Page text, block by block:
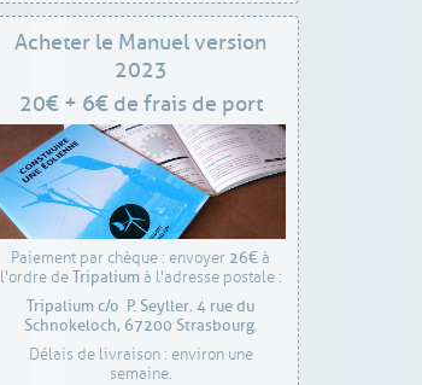
Acheter le Manuel version
2023
20€ + 6€ de frais de port
Paiement par chèque : envoyer 26€à
l'ordre deTripaliumà l'adresse postale :
Tripalium c/o P. Seyller, 4 rue du
Schnokeloch, 67200 Strasbourg.
Délais de livraison : environ une
semaine.